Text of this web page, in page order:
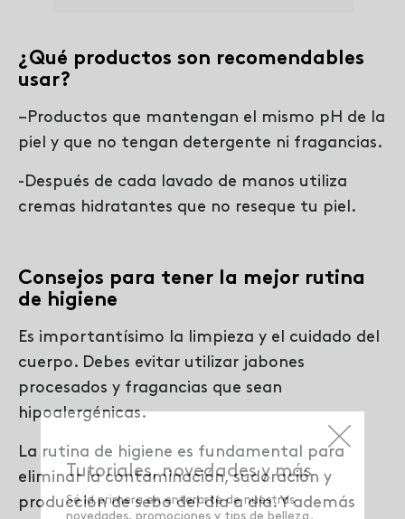
¿Qué productos son recomendables
usar?
–Productos que mantengan el mismo pH de la
piel y que no tengan detergente ni fragancias.
-Después de cada lavado de manos utiliza
cremas hidratantes que no reseque tu piel.
Consejos para tener la mejor rutina
de higiene
Es importantísimo la limpieza y el cuidado del
cuerpo. Debes evitar utilizar jabones
procesados y fragancias que sean
hipoalergénicas.
La rutina de higiene es fundamental para
eliminar la contaminación, sudoración y
producción de sebo del día a día. Y además